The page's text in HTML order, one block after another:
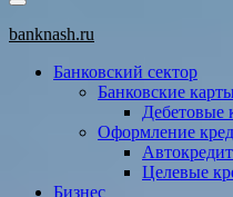
Основное
меню
banknash.ru
Банковский сектор
Банковские
Дебетовые
Оформление
Целевые
Бизнес